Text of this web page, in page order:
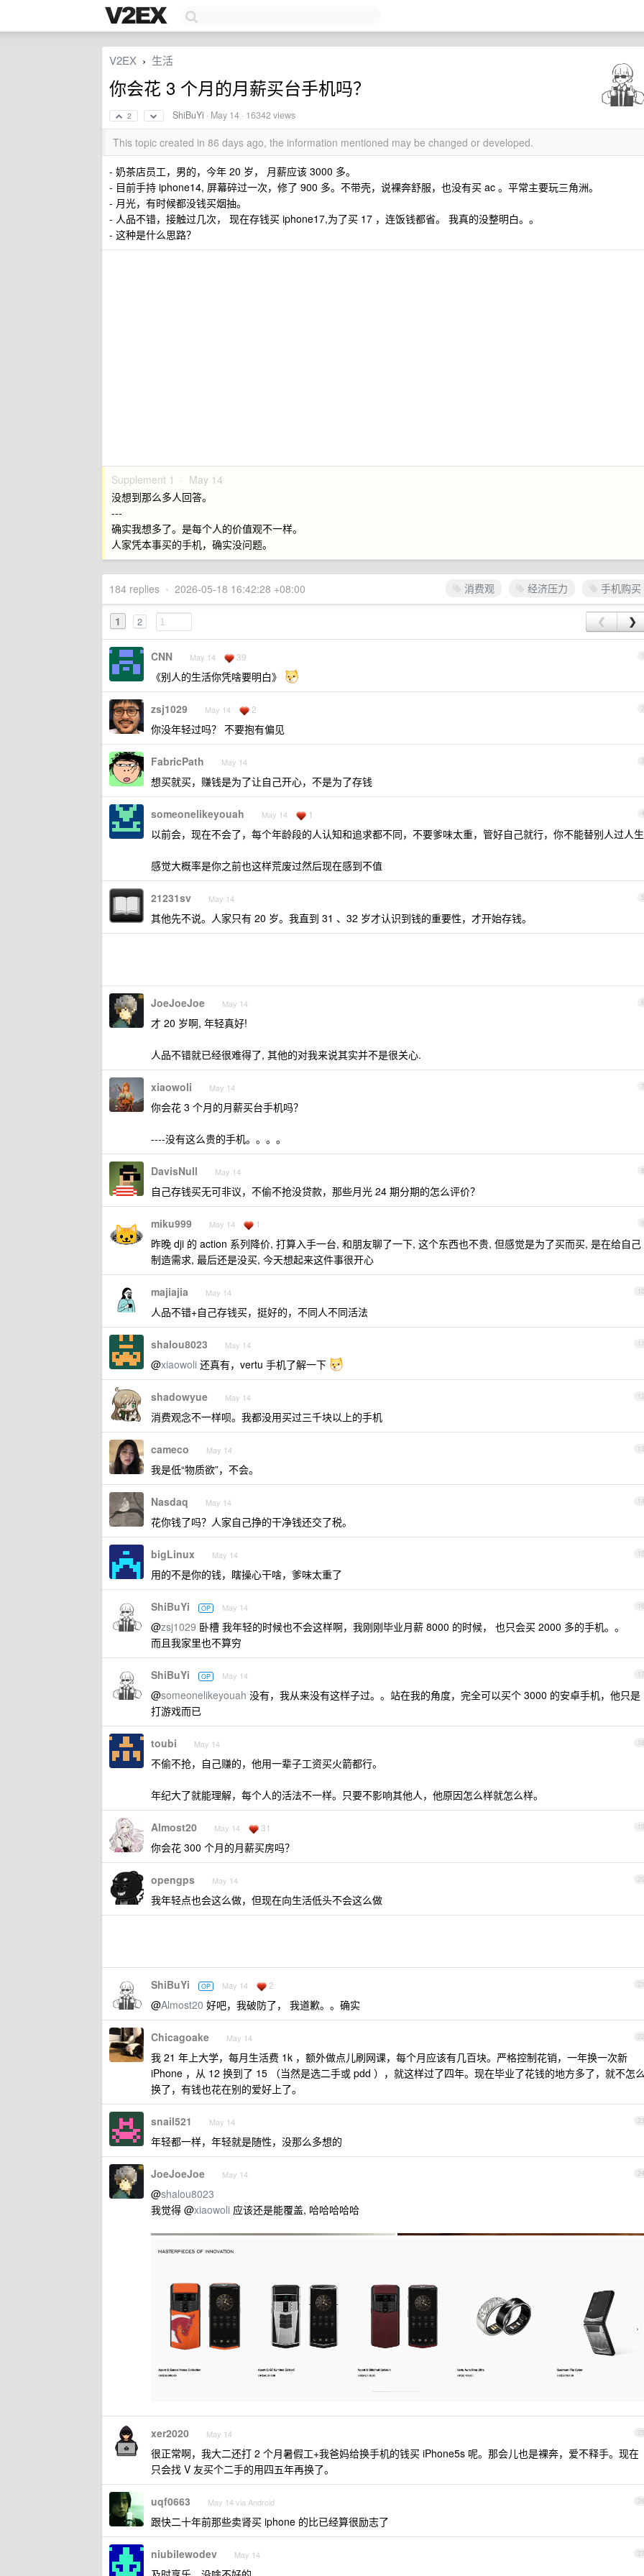
V2EX › 生活
你会花 3 个月的月薪买台手机吗？
2 ShiBuYi · May 14 · 16342 views
This topic created in 86 days ago, the information mentioned may be changed or developed.
- 奶茶店员工，男的，今年 20 岁， 月薪应该 3000 多。
- 目前手持 iphone14, 屏幕碎过一次，修了 900 多。不带壳，说裸奔舒服，也没有买 ac 。平常主要玩三角洲。
- 月光，有时候都没钱买烟抽。
- 人品不错，接触过几次， 现在存钱买 iphone17,为了买 17 ，连饭钱都省。 我真的没整明白。。
- 这种是什么思路？
Supplement 1 · May 14
没想到那么多人回答。
---
确实我想多了。是每个人的价值观不一样。
人家凭本事买的手机，确实没问题。
消费观 经济压力 手机购买
184 replies • 2026-05-18 16:42:28 +08:00
1 2 ❮ ❯
1
CNN May 14 39
《别人的生活你凭啥要明白》
2
zsj1029 May 14 2
你没年轻过吗？ 不要抱有偏见
3
FabricPath May 14
想买就买，赚钱是为了让自己开心，不是为了存钱
4
someonelikeyouah May 14 1
以前会，现在不会了，每个年龄段的人认知和追求都不同，不要爹味太重，管好自己就行，你不能替别人过人生
感觉大概率是你之前也这样荒废过然后现在感到不值
5
21231sv May 14
其他先不说。人家只有 20 岁。我直到 31 、32 岁才认识到钱的重要性，才开始存钱。
6
JoeJoeJoe May 14
才 20 岁啊, 年轻真好!
人品不错就已经很难得了, 其他的对我来说其实并不是很关心.
7
xiaowoli May 14
你会花 3 个月的月薪买台手机吗？
----没有这么贵的手机。。。。
8
DavisNull May 14
自己存钱买无可非议，不偷不抢没贷款，那些月光 24 期分期的怎么评价？
9
miku999 May 14 1
昨晚 dji 的 action 系列降价, 打算入手一台, 和朋友聊了一下, 这个东西也不贵, 但感觉是为了买而买, 是在给自己
制造需求, 最后还是没买, 今天想起来这件事很开心
10
majiajia May 14
人品不错+自己存钱买，挺好的，不同人不同活法
11
shalou8023 May 14
@xiaowoli 还真有，vertu 手机了解一下
12
shadowyue May 14
消费观念不一样呗。我都没用买过三千块以上的手机
13
cameco May 14
我是低“物质欲”，不会。
14
Nasdaq May 14
花你钱了吗？人家自己挣的干净钱还交了税。
15
bigLinux May 14
用的不是你的钱，瞎操心干啥，爹味太重了
16
ShiBuYi OP May 14
@zsj1029 卧槽 我年轻的时候也不会这样啊，我刚刚毕业月薪 8000 的时候， 也只会买 2000 多的手机。。
而且我家里也不算穷
17
ShiBuYi OP May 14
@someonelikeyouah 没有，我从来没有这样子过。。站在我的角度，完全可以买个 3000 的安卓手机，他只是
打游戏而已
18
toubi May 14
不偷不抢，自己赚的，他用一辈子工资买火箭都行。
年纪大了就能理解，每个人的活法不一样。只要不影响其他人，他原因怎么样就怎么样。
19
Almost20 May 14 31
你会花 300 个月的月薪买房吗？
20
opengps May 14
我年轻点也会这么做，但现在向生活低头不会这么做
21
ShiBuYi OP May 14 2
@Almost20 好吧，我破防了， 我道歉。。确实
22
Chicagoake May 14
我 21 年上大学，每月生活费 1k ，额外做点儿刷网课，每个月应该有几百块。严格控制花销，一年换一次新
iPhone ，从 12 换到了 15 （当然是选二手或 pdd ），就这样过了四年。现在毕业了花钱的地方多了，就不怎么
换了，有钱也花在别的爱好上了。
23
snail521 May 14
年轻都一样，年轻就是随性，没那么多想的
24
JoeJoeJoe May 14
@shalou8023
我觉得 @xiaowoli 应该还是能覆盖, 哈哈哈哈哈
25
xer2020 May 14
很正常啊，我大二还打 2 个月暑假工+我爸妈给换手机的钱买 iPhone5s 呢。那会儿也是裸奔，爱不释手。现在
只会找 V 友买个二手的用四五年再换了。
26
uqf0663 May 14 via Android
跟快二十年前那些卖肾买 iphone 的比已经算很励志了
27
niubilewodev May 14